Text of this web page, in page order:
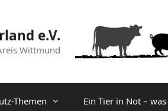
e.V.
Wittmund
Themen Ein Tier in Not –